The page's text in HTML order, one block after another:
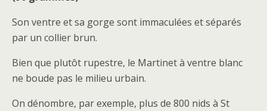
Son ventre et sa gorge sont immaculées et séparés
par un collier brun.
Bien que plutôt rupestre, le Martinet à ventre blanc
ne boude pas le milieu urbain.
On dénombre, par exemple, plus de 800 nids à St